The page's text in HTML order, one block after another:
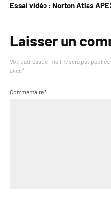
Essai vidéo : Norton Atlas
Laisser un
Votre adresse e-mail ne sera pas publiée.
avec *
Commentaire*